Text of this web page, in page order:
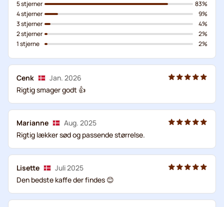
5 stjerner
4 stjerner
3 stjerner
2 stjerner
1 stjerne
83%
9%
4%
2%
2%
Cenk
Jan. 2026
Rigtig smager godt 👍
Marianne
Aug. 2025
Rigtig lækker sød og passende størrelse.
Lisette
Juli 2025
Den bedste kaffe der findes 😊